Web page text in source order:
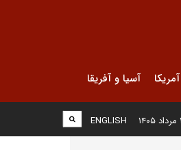
آمریکا آسیا و آفریقا
ENGLISH